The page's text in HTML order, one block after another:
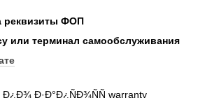
реквизиты ФОП
или терминал самообслуживания